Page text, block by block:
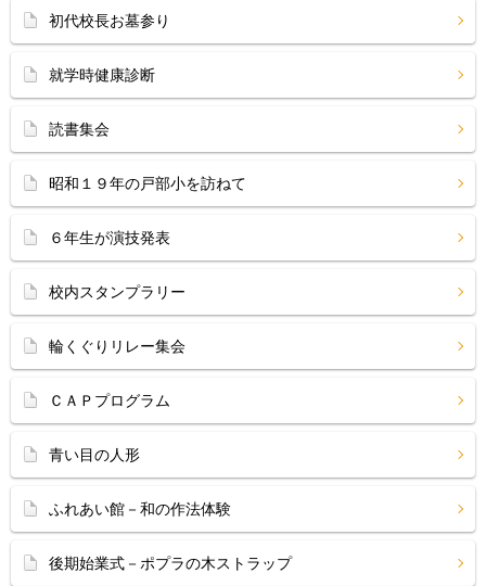
初代校長お墓参り
就学時健康診断
読書集会
昭和１９年の戸部小を訪ねて
６年生が演技発表
校内スタンプラリー
輪くぐりリレー集会
ＣＡＰプログラム
青い目の人形
ふれあい館－和の作法体験
後期始業式－ポプラの木ストラップ